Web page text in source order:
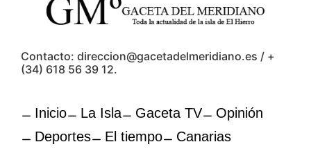
Contacto: direccion@gacetadelmeridiano.es / +
(34) 618 56 39 12.
Inicio La Isla Gaceta TV
Opinión
Deportes
El tiempo
Canarias